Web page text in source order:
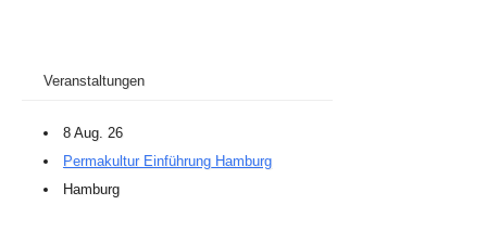
Veranstaltungen
8 Aug. 26
Permakultur Einführung Hamburg
Hamburg